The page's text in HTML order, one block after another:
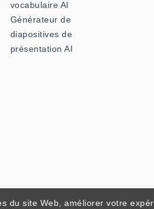
vocabulaire AI
Générateur de
diapositives de
présentation AI
du site Web, améliorer votre